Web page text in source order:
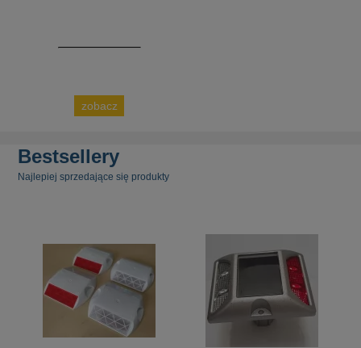
zobacz
Bestsellery
Najlepiej sprzedające się produkty